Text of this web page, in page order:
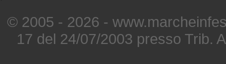
© 2005 - 2026 -
17 del 24/07/2003 presso Trib.